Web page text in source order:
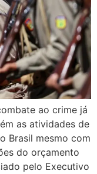
ao crime já
as atividades de
Brasil mesmo com
do orçamento
pelo Executivo